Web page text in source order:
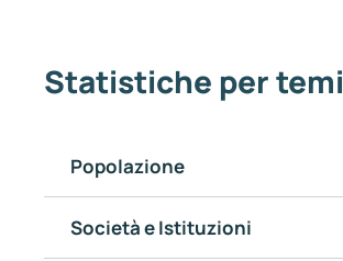
Statistiche per temi
Popolazione
Società e Istituzioni